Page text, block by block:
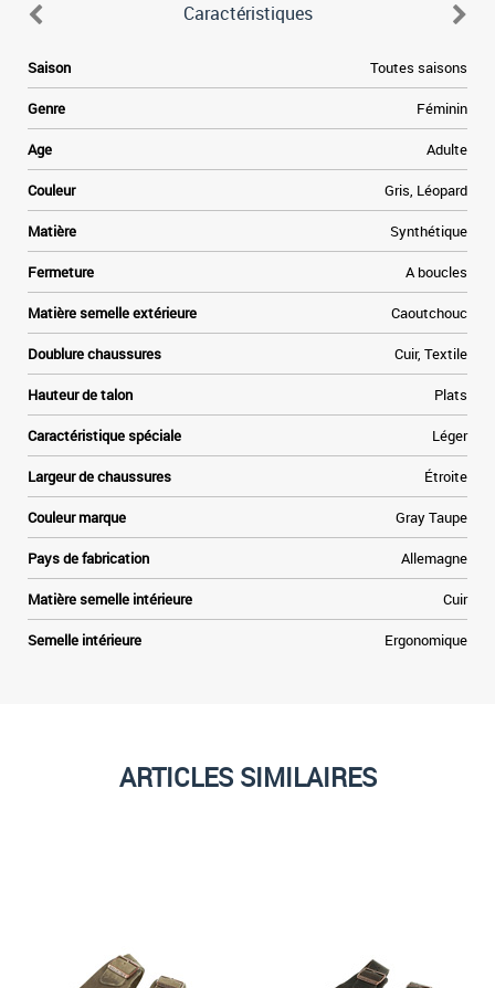
Caractéristiques
Saison Toutes saisons
Genre Féminin
Age Adulte
Couleur Gris, Léopard
Matière Synthétique
Fermeture A boucles
Matière semelle extérieure Caoutchouc
Doublure chaussures Cuir, Textile
Hauteur de talon Plats
Caractéristique spéciale Léger
Largeur de chaussures Étroite
Couleur marque Gray Taupe
Pays de fabrication Allemagne
Matière semelle intérieure Cuir
Semelle intérieure Ergonomique
ARTICLES SIMILAIRES